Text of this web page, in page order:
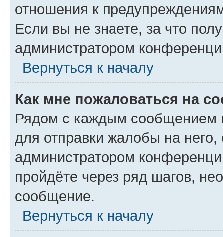
отношения к
Если вы не знаете, за что
администратором
Вернуться к началу
Как мне пожаловаться на
Рядом с каждым сообщением
для отправки жалобы на
администратором
пройдёте через ряд шагов,
сообщение.
Вернуться к началу